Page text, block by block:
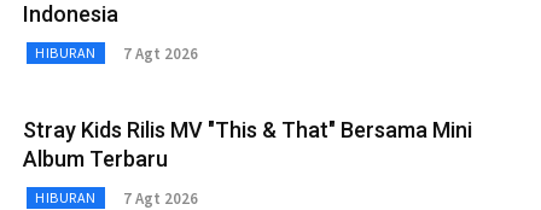
Indonesia
HIBURAN 7 Agt 2026
Stray Kids Rilis MV "This & That" Bersama Mini
Album Terbaru
HIBURAN 7 Agt 2026